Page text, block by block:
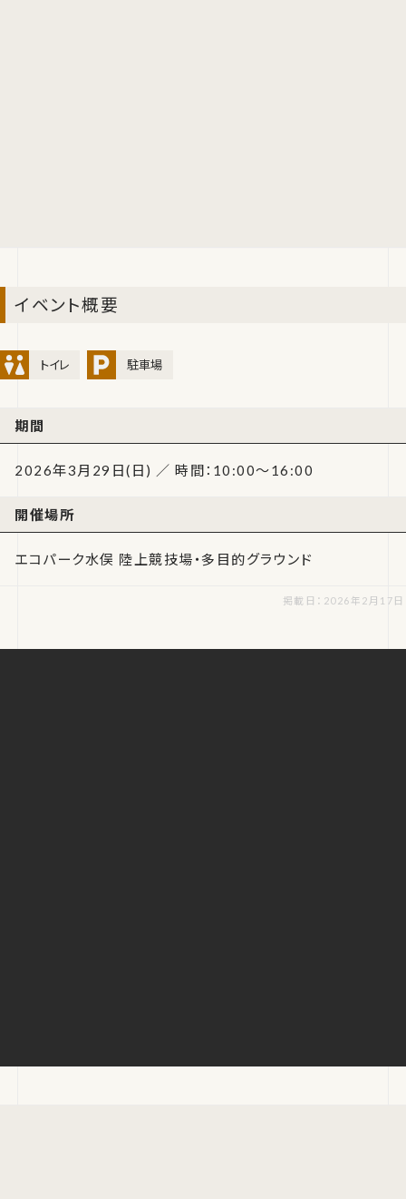
イベント概要
トイレ 駐車場
期間
2026年3月29日(日) ／ 時間：10:00～16:00
開催場所
エコパーク水俣 陸上競技場・多目的グラウンド
掲載日：2026年2月17日